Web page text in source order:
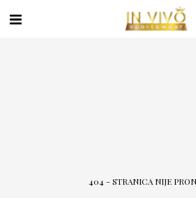
404 - STRANICA NIJE